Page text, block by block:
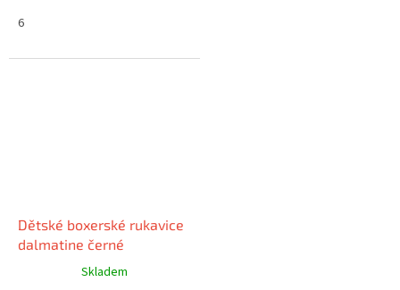
6
Dětské boxerské rukavice
dalmatine černé
Skladem